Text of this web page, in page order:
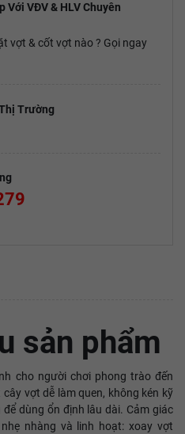
VĐV & HLV Chuyên
vợt & cốt vợt nào ? Gọi ngay
Trường
sản phẩm
cho người chơi phong trào đến
vợt dễ làm quen, không kén kỹ
dùng ổn định lâu dài. Cảm giác
nhàng và linh hoạt: xoay vợt